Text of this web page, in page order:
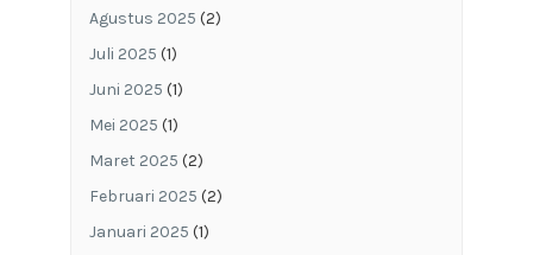
Agustus 2025 (2)
Juli 2025 (1)
Juni 2025 (1)
Mei 2025 (1)
Maret 2025 (2)
Februari 2025 (2)
Januari 2025 (1)